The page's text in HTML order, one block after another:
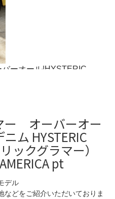
ー オーバーオー
ム HYSTERIC
ックグラマー）
pt
デル
などをご紹介いただいておりま